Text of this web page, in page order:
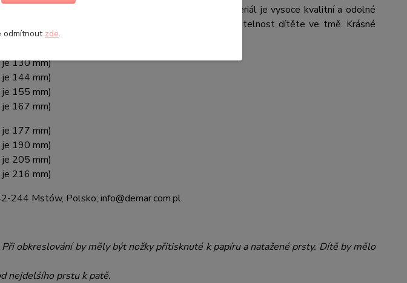
chůze. Holinka je velice pohodlná a lehká. Materiál je vysoce kvalitní a odolné
pro dobrou viditelnost dítěte ve tmě. Krásné
130 mm)
144 mm)
155 mm)
167 mm)
177 mm)
190 mm)
205 mm)
216 mm)
244 Mstów, Polsko; info@demar.com.pl
obkreslování by měly být nožky přitisknuté k papíru a natažené prsty. Dítě by mělo
nejdelšího prstu k patě.
odmítnout zde.